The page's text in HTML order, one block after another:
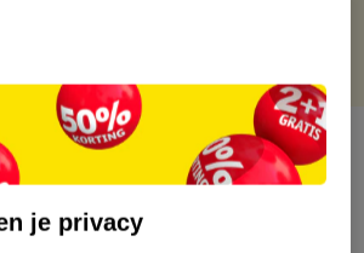
je privacy